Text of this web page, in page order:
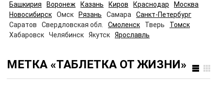
Башкирия Воронеж Казань Киров Краснодар
Москва
Новосибирск
Омск Рязань Самара
Санкт-Петербург
Саратов
Свердловская обл. Смоленск Тверь
Томск
Хабаровск
Челябинск Якутск Ярославль
МЕТКА «ТАБЛЕТКА ОТ ЖИЗНИ»